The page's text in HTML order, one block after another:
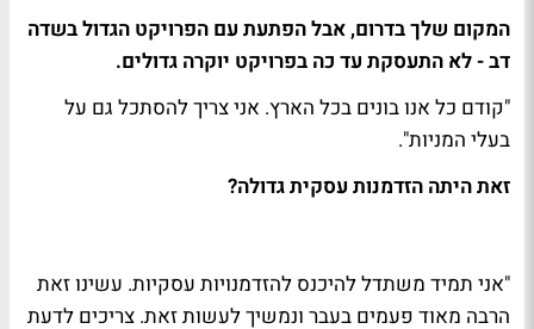
המקום שלך בדרום, אבל הפתעת עם הפרויקט הגדול בשדה
דב - לא התעסקת עד כה בפרויקט יוקרה גדולים.
"קודם כל אנו בונים בכל הארץ. אני צריך להסתכל גם על
בעלי המניות".
זאת היתה הזדמנות עסקית גדולה?
"אני תמיד משתדל להיכנס להזדמנויות עסקיות. עשינו זאת
הרבה מאוד פעמים בעבר ונמשיך לעשות זאת. צריכים לדעת